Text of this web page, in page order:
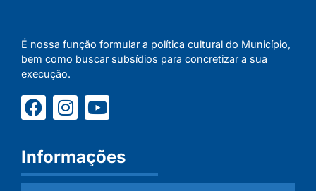
É nossa função formular a política cultural do Município,
bem como buscar subsídios para concretizar a sua
execução.
Informações